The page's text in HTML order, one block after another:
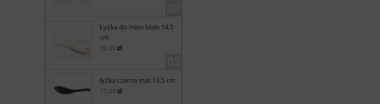
Łyżka do miso biała 14,5
cm
12,99zł
łyżka czarna mat 13,5 cm
15,99zł